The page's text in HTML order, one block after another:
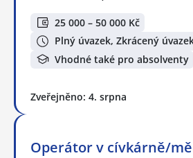
25 000 – 50 000 Kč
Plný úvazek, Zkrácený
Vhodné také pro absolventy
Zveřejněno: 4. srpna
Operátor v cívkárně/